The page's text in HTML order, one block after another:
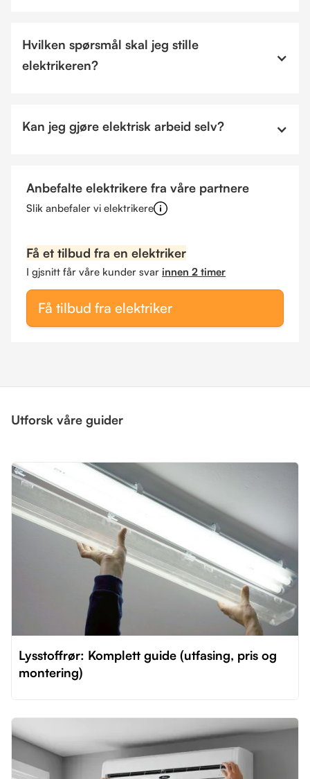
Hvilken spørsmål skal jeg stille
elektrikeren?
Kan jeg gjøre elektrisk arbeid selv?
Anbefalte elektrikere fra våre partnere
Slik anbefaler vi elektrikere
Få et tilbud fra en elektriker
I gjsnitt får våre kunder svar innen 2 timer
Få tilbud fra elektriker
Utforsk våre guider
Lysstoffrør: Komplett guide (utfasing, pris og
montering)